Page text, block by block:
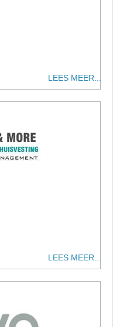
LEES MEER...
LEES MEER...